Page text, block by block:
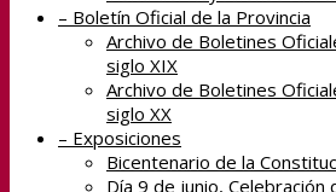
– Boletín Oficial de la Provincia
Archivo de Boletines
siglo XIX
Archivo de Boletines
siglo XX
– Exposiciones
Bicentenario de la
Día 9 de junio, Celebración